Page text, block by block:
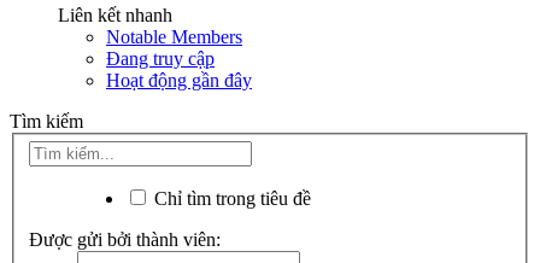
Liên kết nhanh
Notable Members
Đang truy cập
Hoạt động gần đây
Tìm kiếm
Chỉ tìm trong tiêu đề
Được gửi bởi thành viên: